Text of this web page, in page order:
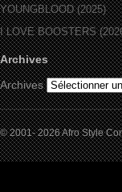
YOUNGBLOOD (2025)
I LOVE BOOSTERS
Archives
Archives
© 2001- 2026 Afro Style